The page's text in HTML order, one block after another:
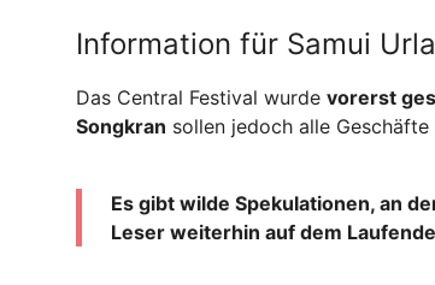
Information für Samui
Das Central Festival wurde vorerst
Songkran sollen jedoch alle
Es gibt wilde Spekulationen, an
Leser weiterhin auf dem